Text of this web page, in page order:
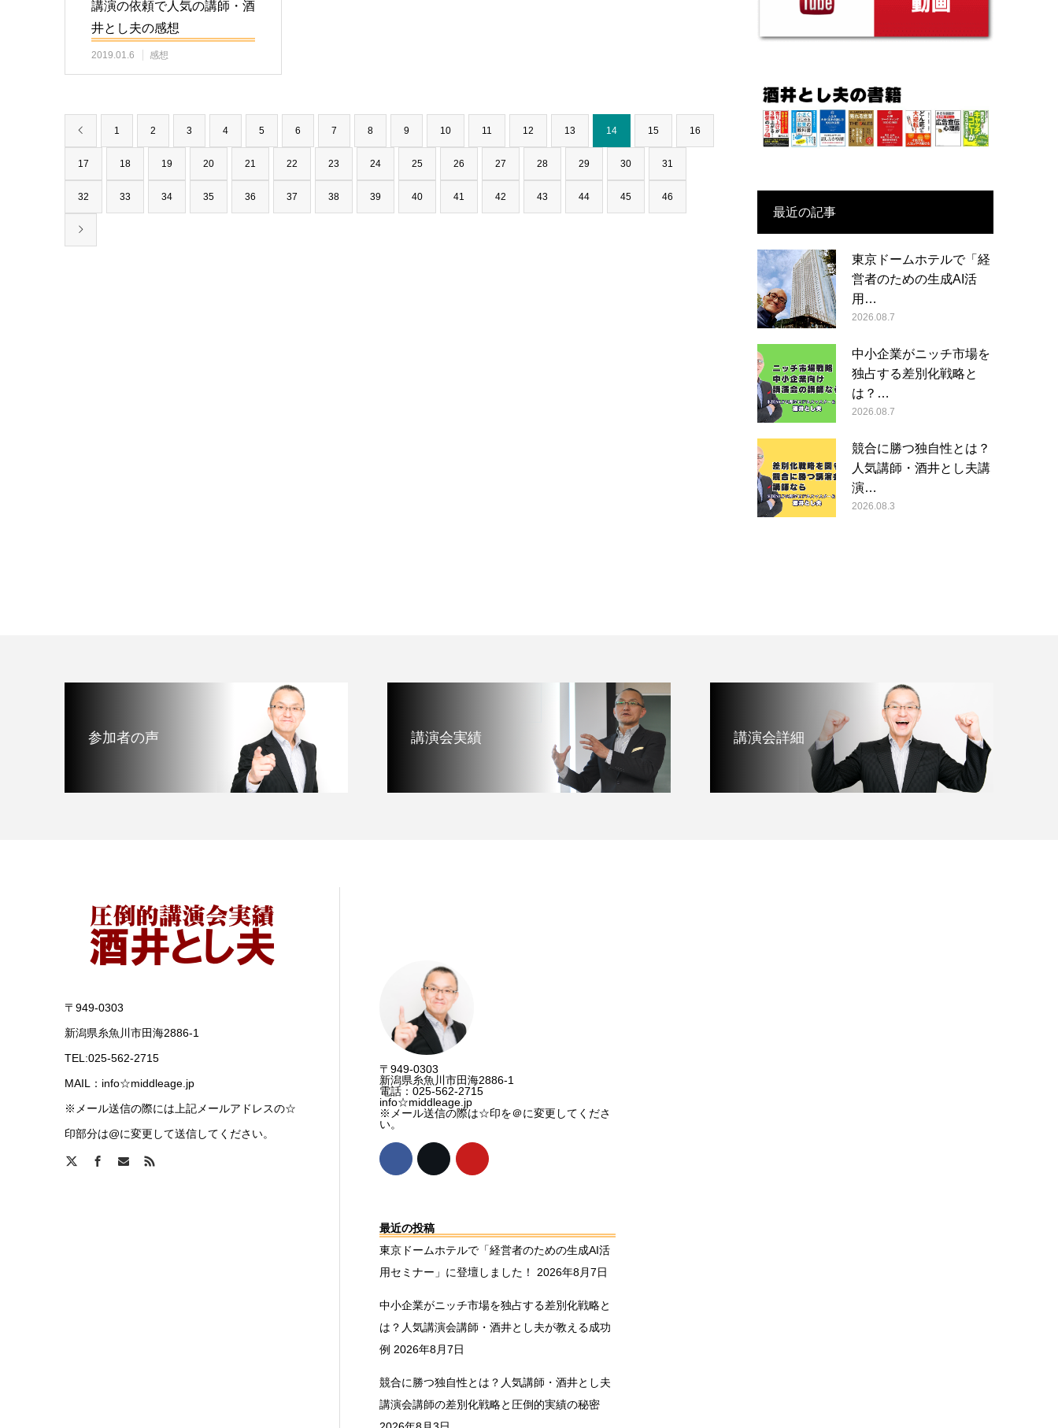
講演の依頼で人気の講師・酒
井とし夫の感想
2019.01.6 感想
1 2 3 4 5 6 7 8 9 10 11 12 13 14 15 16
17 18 19 20 21 22 23 24 25 26 27 28 29 30 31
32 33 34 35 36 37 38 39 40 41 42 43 44 45 46
最近の記事
東京ドームホテルで「経
営者のための生成AI活
用…
2026.08.7
中小企業がニッチ市場を
独占する差別化戦略と
は？…
2026.08.7
競合に勝つ独自性とは？
人気講師・酒井とし夫講
演…
2026.08.3
参加者の声 講演会実績 講演会詳細
〒949-0303
新潟県糸魚川市田海2886-1
TEL:025-562-2715
MAIL：info☆middleage.jp
※メール送信の際には上記メールアドレスの☆
印部分は@に変更して送信してください。
〒949-0303
新潟県糸魚川市田海2886-1
電話：025-562-2715
info☆middleage.jp
※メール送信の際は☆印を＠に変更してくださ
い。
最近の投稿
東京ドームホテルで「経営者のための生成AI活
用セミナー」に登壇しました！
2026年8月7日
中小企業がニッチ市場を独占する差別化戦略と
は？人気講演会講師・酒井とし夫が教える成功
例 2026年8月7日
競合に勝つ独自性とは？人気講師・酒井とし夫
講演会講師の差別化戦略と圧倒的実績の秘密